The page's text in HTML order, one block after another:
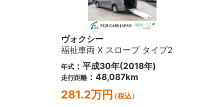
ヴォクシー
福祉車両 X スロープ タイプ2
年式 ：平成30年(2018年)
走行距離：48,087km
281.2万円（税込）